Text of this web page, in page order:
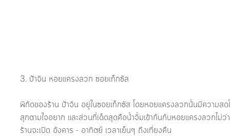
3. ป้าจิน หอยแครงลวก ซอยเท็กซัส
พิกัดของร้าน ป้าจิน อยู่ในซอยเท็กซัส โดยหอยแครงลวกนั้นมีความสด
สุกตามใจอยาก และส่วนที่เด็ดสุดคือน้ำจิ้มเข้ากันกับหอยแครงลวกไม่ว่
ร้านจะเปิด อังคาร - อาทิตย์ เวลาเย็นๆ ถึงเที่ยงคืน